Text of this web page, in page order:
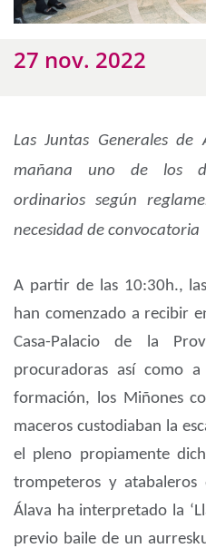
27 nov. 2022
Las Juntas Generales
mañana uno de los
ordinarios según
necesidad de convocatoria
A partir de las 10:30h.,
han comenzado a recibir
Casa-Palacio de la
procuradoras así como
formación, los Miñones
maceros custodiaban la
el pleno propiamente
trompeteros y
Álava ha interpretado la
previo baile de un